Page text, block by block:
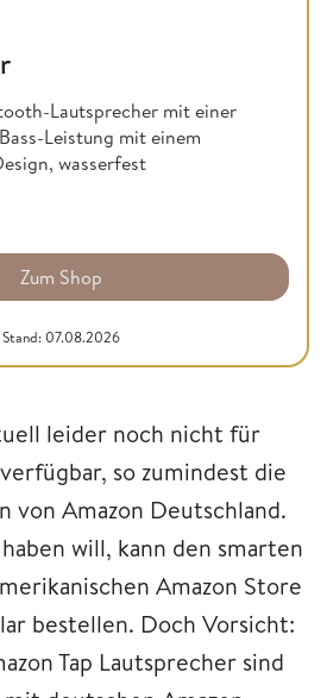
Lautsprecher mit einer
Leistung mit einem
wasserfest
Zum Shop
Stand: 07.08.2026
leider noch nicht für
so zumindest die
von Amazon Deutschland.
will, kann den smarten
Amazon Store
bestellen. Doch Vorsicht:
Tap Lautsprecher sind